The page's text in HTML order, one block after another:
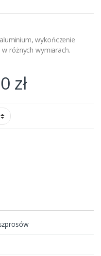
wykończenie
różnych wymiarach.
zł